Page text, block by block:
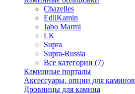
Chazelles
EdilKamin
Jabo Marmi
LK
Supra
Supra-Russia
Все категории (7)
Каминные порталы
Аксессуары, опции для каминов
Дровницы для камина